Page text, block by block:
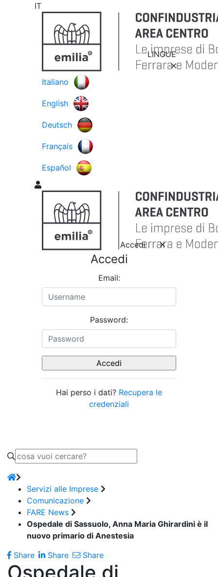
IT
LINGUE
Italiano
English
Deutsch
Français
Español
Accedi
Accedi
Email:
Password:
Hai perso i dati? Recupera le
credenziali
Servizi alle Imprese
Comunicazione
FARE News
Ospedale di Sassuolo, Anna Maria Ghirardini è il
nuovo primario di Anestesia
Share
Share Share